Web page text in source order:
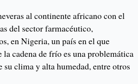
al continente africano con el
del sector farmacéutico,
en Nigeria, un país en el que
cadena de frío es una problemática
su clima y alta humedad, entre otros